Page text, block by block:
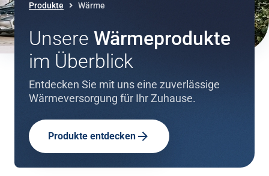
Produkte Wärme
Unsere Wärmeprodukte
im Überblick
Entdecken Sie mit uns eine zuverlässige
Wärmeversorgung für Ihr Zuhause.
Produkte entdecken